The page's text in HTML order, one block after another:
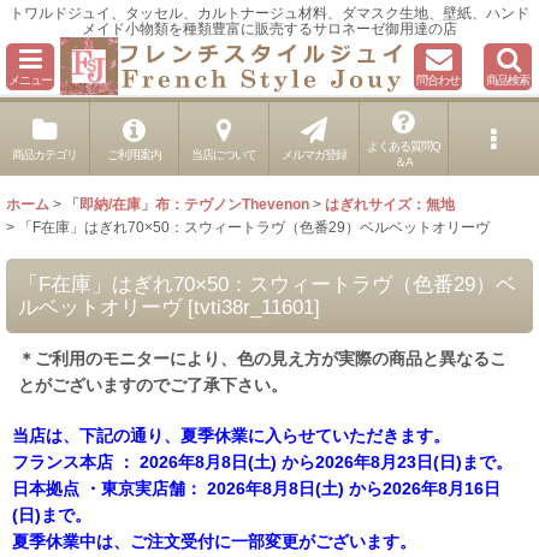
トワルドジュイ、タッセル、カルトナージュ材料、ダマスク生地、壁紙、ハンド
メイド小物類を種類豊富に販売するサロネーゼ御用達の店
メニュー 問合わせ 商品検索
商品カテゴリ ご利用案内 当店について メルマガ登録
よくある質問Q
＆A
ホーム > 「即納/在庫」布：テヴノンThevenon > はぎれサイズ：無地
>
「F在庫」はぎれ70×50：スウィートラヴ（色番29）ベルベットオリーヴ
「F在庫」はぎれ70×50：スウィートラヴ（色番29）ベ
ルベットオリーヴ [tvti38r_11601]
＊ご利用のモニターにより、色の見え方が実際の商品と異なるこ
とがございますのでご了承下さい。
当店は、下記の通り、夏季休業に入らせていただきます。
フランス本店 ： 2026年8月8日(土) から2026年8月23日(日)まで。
日本拠点 ・東京実店舗： 2026年8月8日(土) から2026年8月16日
(日)まで。
夏季休業中は、ご注文受付に一部変更がございます。